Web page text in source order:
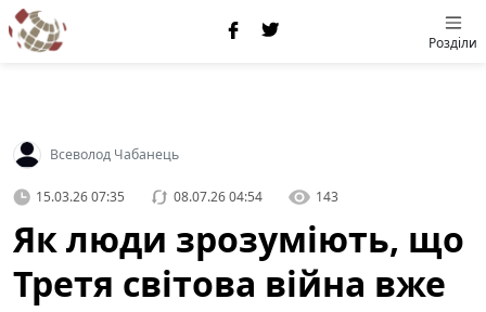
Розділи
Всеволод Чабанець
15.03.26 07:35 08.07.26 04:54 143
Як люди зрозуміють, що
Третя світова війна вже